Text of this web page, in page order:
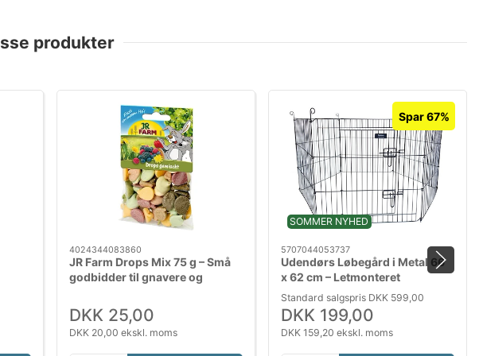
produkter
4024344083860
JR Farm Drops Mix 75 g – Små
godbidder til gnavere og
DKK 25,00
DKK 20,00 ekskl. moms
SOMMER NYHED
Spar 67%
5707044053737
Udendørs Løbegård i Metal 66
x 62 cm – Letmonteret
Løbegård til Hvalpe og Smådyr
Standard salgspris DKK 599,00
DKK 199,00
DKK 159,20 ekskl. moms